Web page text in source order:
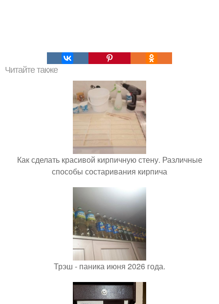
Читайте также
Как сделать красивой кирпичную стену. Различные
способы состаривания кирпича
Трэш - паника июня 2026 года.